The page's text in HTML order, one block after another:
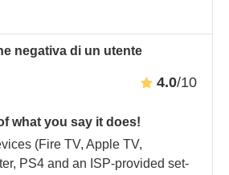
negativa di un utente
4.0/10
what you say it does!
(Fire TV, Apple TV,
PS4 and an ISP-provided set-